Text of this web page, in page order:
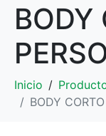
BODY
Inicio
BODY